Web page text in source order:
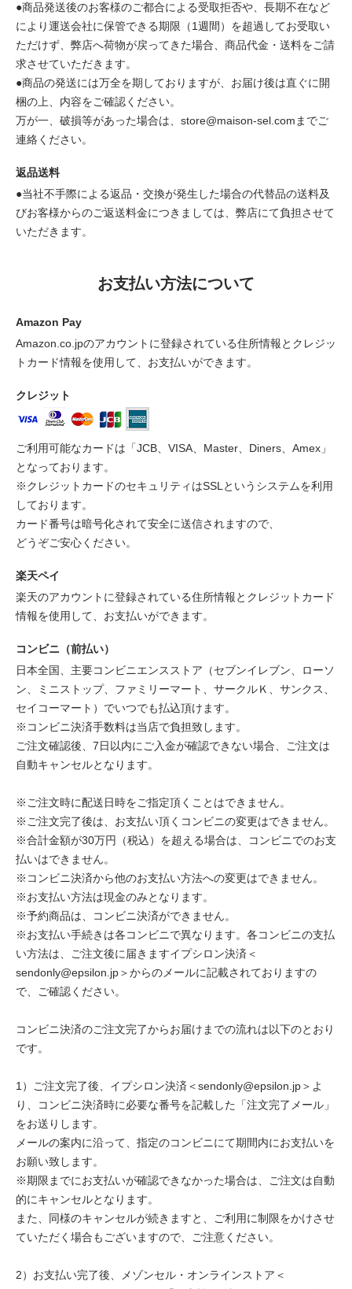
●商品発送後のお客様のご都合による受取拒否や、長期不在など
により運送会社に保管できる期限（1週間）を超過してお受取い
ただけず、弊店へ荷物が戻ってきた場合、商品代金・送料をご請
求させていただきます。
●商品の発送には万全を期しておりますが、お届け後は直ぐに開
梱の上、内容をご確認ください。
万が一、破損等があった場合は、store@maison-sel.comまでご
連絡ください。
返品送料
●当社不手際による返品・交換が発生した場合の代替品の送料及
びお客様からのご返送料金につきましては、弊店にて負担させて
いただきます。
お支払い方法について
Amazon Pay
Amazon.co.jpのアカウントに登録されている住所情報とクレジッ
トカード情報を使用して、お支払いができます。
クレジット
ご利用可能なカードは「JCB、VISA、Master、Diners、Amex」
となっております。
※クレジットカードのセキュリティはSSLというシステムを利用
しております。
カード番号は暗号化されて安全に送信されますので、
どうぞご安心ください。
楽天ペイ
楽天のアカウントに登録されている住所情報とクレジットカード
情報を使用して、お支払いができます。
コンビニ（前払い）
日本全国、主要コンビニエンスストア（セブンイレブン、ローソ
ン、ミニストップ、ファミリーマート、サークルＫ、サンクス、
セイコーマート）でいつでも払込頂けます。
※コンビニ決済手数料は当店で負担致します。
ご注文確認後、7日以内にご入金が確認できない場合、ご注文は
自動キャンセルとなります。
※ご注文時に配送日時をご指定頂くことはできません。
※ご注文完了後は、お支払い頂くコンビニの変更はできません。
※合計金額が30万円（税込）を超える場合は、コンビニでのお支
払いはできません。
※コンビニ決済から他のお支払い方法への変更はできません。
※お支払い方法は現金のみとなります。
※予約商品は、コンビニ決済ができません。
※お支払い手続きは各コンビニで異なります。各コンビニの支払
い方法は、ご注文後に届きますイプシロン決済＜
sendonly@epsilon.jp＞からのメールに記載されておりますの
で、ご確認ください。
コンビニ決済のご注文完了からお届けまでの流れは以下のとおり
です。
1）ご注文完了後、イプシロン決済＜sendonly@epsilon.jp＞よ
り、コンビニ決済時に必要な番号を記載した「注文完了メール」
をお送りします。
メールの案内に沿って、指定のコンビニにて期間内にお支払いを
お願い致します。
※期限までにお支払いが確認できなかった場合は、ご注文は自動
的にキャンセルとなります。
また、同様のキャンセルが続きますと、ご利用に制限をかけさせ
ていただく場合もございますので、ご注意ください。
2）お支払い完了後、メゾンセル・オンラインストア＜